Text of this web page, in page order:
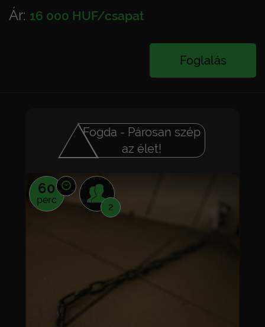
Ár: 16 000 HUF/csapat
Foglalás
Fogda - Párosan szép
az élet!
60
perc
2